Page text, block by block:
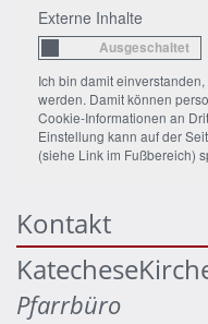
Externe Inhalte
Ich bin damit
werden. Damit können
Cookie-Informationen an
Einstellung kann auf der
(siehe Link im Fußbereich)
Kontakt
Pfarrbüro